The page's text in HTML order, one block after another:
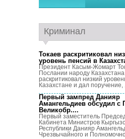
Криминал
Токаев раскритиковал
уровень пенсий в
Президент Касым-Жомарт
Послании народу Казахстана
раскритиковал низкий
Казахстане и дал поручение,
Первый зампред Данияр
Амангельдиев обсудил с
Великобр....
Первый заместитель
Кабинета Министров
Республики Данияр
Чрезвычайного и